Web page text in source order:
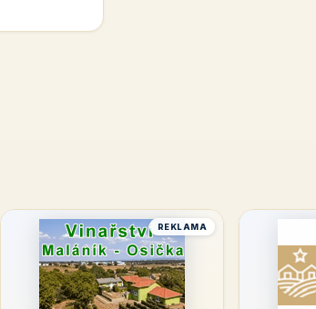
REKLAMA